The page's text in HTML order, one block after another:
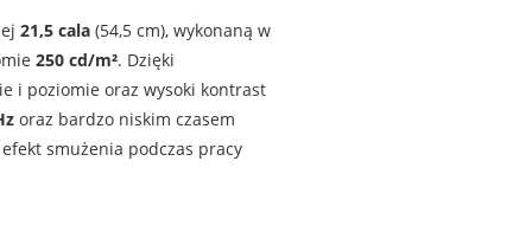
21,5 cala(54,5 cm), wykonaną w
250 cd/m². Dzięki
i poziomie oraz wysoki kontrast
oraz bardzo niskim czasem
smużenia podczas pracy